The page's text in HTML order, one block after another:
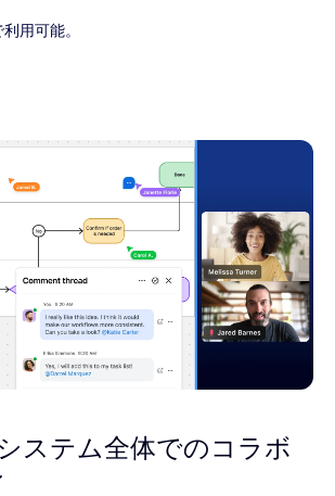
用可能。
ステム全体でのコラボ